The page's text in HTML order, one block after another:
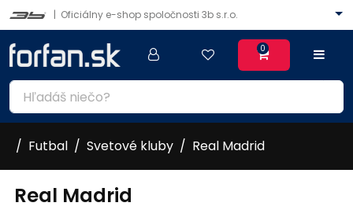
| Oficiálny e-shop spoločnosti 3b s.r.o.
0
Futbal Svetové kluby Real Madrid
Real Madrid